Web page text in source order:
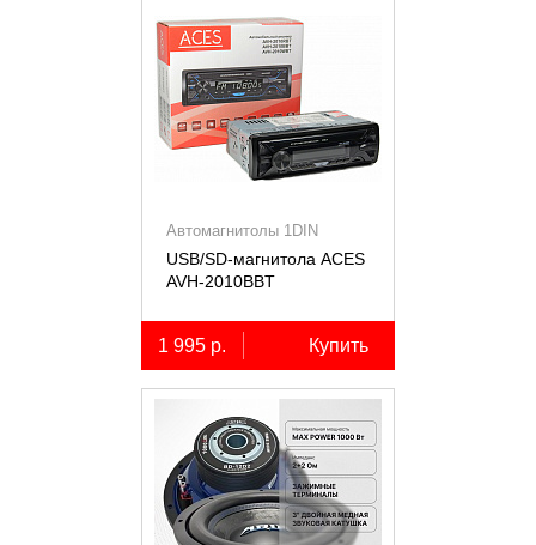
Автомагнитолы 1DIN
USB/SD-магнитола ACES
AVH-2010BBT
1 995 р. Купить